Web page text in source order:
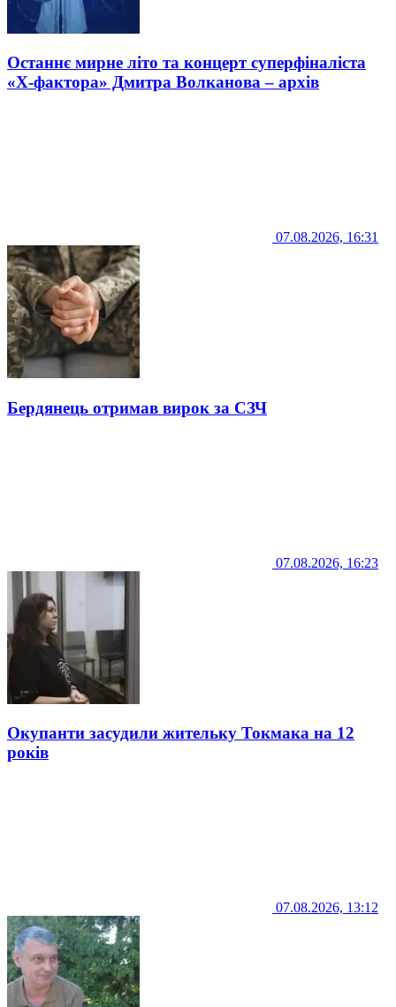
Останнє мирне літо та концерт суперфіналіста
«Х-фактора» Дмитра Волканова – архів
07.08.2026, 16:31
Бердянець отримав вирок за СЗЧ
07.08.2026, 16:23
Окупанти засудили жительку Токмака на 12
років
07.08.2026, 13:12